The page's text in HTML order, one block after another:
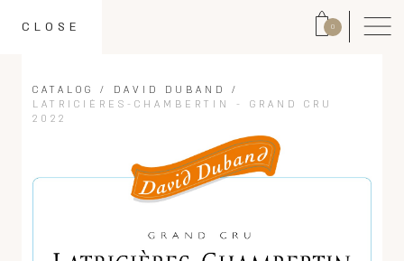
0
CLOSE
CATALOG / DAVID DUBAND
/
LATRICIÈRES-CHAMBERTIN - GRAND CRU
2022